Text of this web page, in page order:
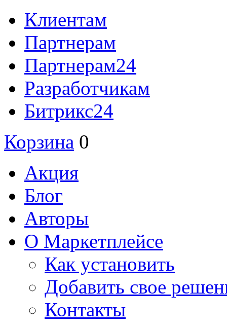
Клиентам
Партнерам
Партнерам24
Разработчикам
Битрикс24
Корзина 0
Акция
Блог
Авторы
О Маркетплейсе
Как установить
Добавить свое
Контакты